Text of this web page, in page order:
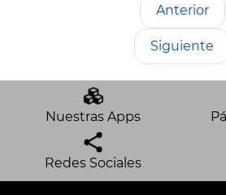
Anterior
Siguiente
Nuestras Apps
Redes Sociales